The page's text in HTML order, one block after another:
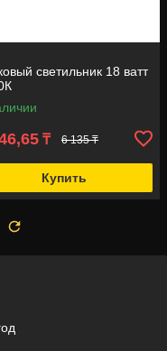
светильник 18 ватт
₸ 6 135 ₸
Купить